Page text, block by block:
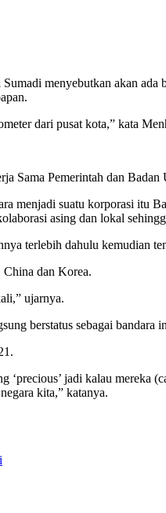
menyebutkan akan
dari pusat kota,” kata
Sama Pemerintah dan
menjadi suatu korporasi itu
asing dan lokal
terlebih dahulu kemudian
China dan Korea.
ujarnya.
berstatus sebagai bandara
jadi kalau mereka
kita,” katanya.